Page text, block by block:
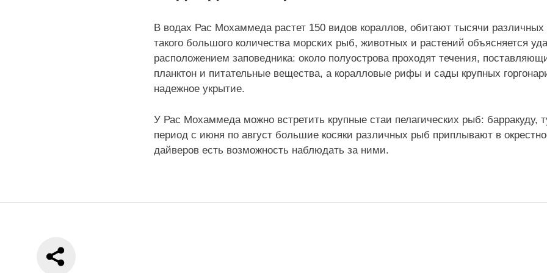
В водах Рас Мохаммеда растет 150 видов кораллов, обитают тысячи
такого большого количества морских рыб, животных и растений объясняется
расположением заповедника: около полуострова проходят течения,
планктон и питательные вещества, а коралловые рифы и сады крупных
надежное укрытие.
У Рас Мохаммеда можно встретить крупные стаи пелагических рыб: барракуду,
период с июня по август большие косяки различных рыб приплывают в
дайверов есть возможность наблюдать за ними.